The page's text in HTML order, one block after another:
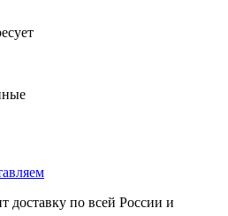
доставку по всей России и